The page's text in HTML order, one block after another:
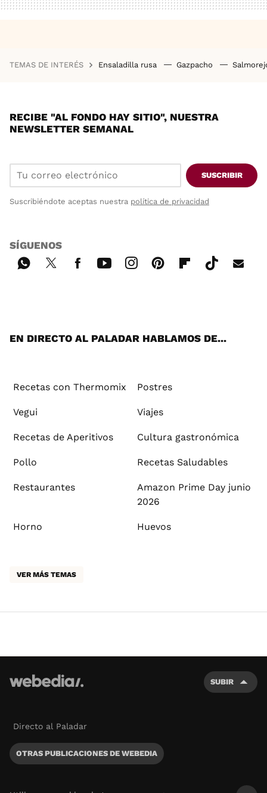
TEMAS DE INTERÉS Ensaladilla rusa Gazpacho
RECIBE "AL FONDO HAY SITIO", NUESTRA
NEWSLETTER SEMANAL
SUSCRIBIR
Suscribiéndote aceptas nuestra política de privacidad
SÍGUENOS
EN DIRECTO AL PALADAR HABLAMOS DE...
Recetas con Thermomix Postres
Vegui Viajes
Recetas de Aperitivos Cultura gastronómica
Pollo Recetas Saludables
Restaurantes
Amazon Prime Day junio
2026
Horno Huevos
VER MÁS TEMAS
SUBIR
Directo al Paladar
OTRAS PUBLICACIONES DE WEBEDIA